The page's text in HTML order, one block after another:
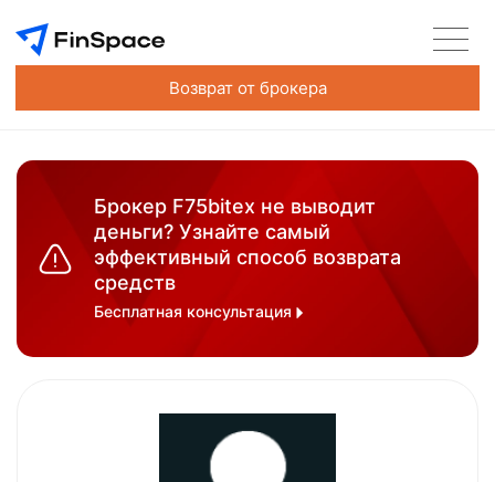
Возврат от брокера
Брокер F75bitex не выводит
деньги? Узнайте самый
эффективный способ возврата
средств
Бесплатная консультация